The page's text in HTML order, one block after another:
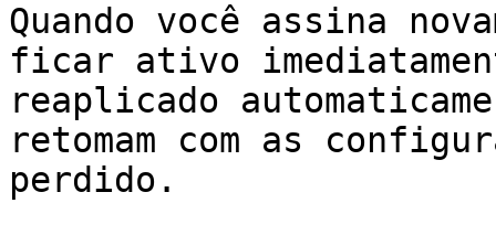
Quando você assina
ficar ativo
reaplicado
retomam com as
perdido.